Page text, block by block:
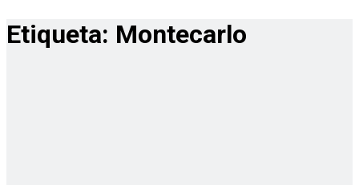
Etiqueta: Montecarlo